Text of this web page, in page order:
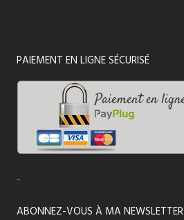
PAIEMENT EN LIGNE SÉCURISÉ
-
ABONNEZ-VOUS À MA NEWSLETTER